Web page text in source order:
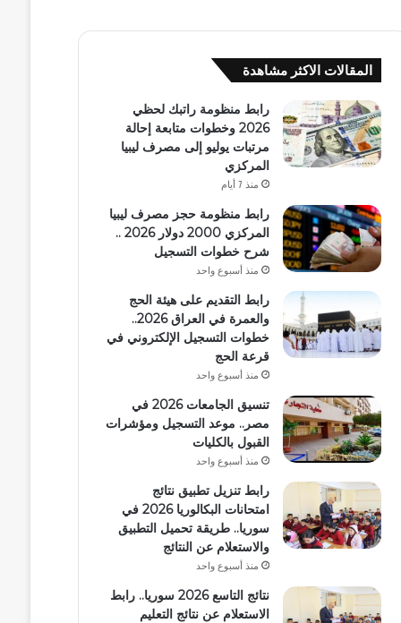
المقالات الاكثر مشاهدة
رابط منظومة راتبك لحظي
2026 وخطوات متابعة إحالة
مرتبات يوليو إلى مصرف ليبيا
المركزي
منذ 7 أيام
رابط منظومة حجز مصرف ليبيا
المركزي 2000 دولار 2026 ..
شرح خطوات التسجيل
منذ أسبوع واحد
رابط التقديم على هيئة الحج
والعمرة في العراق 2026..
خطوات التسجيل الإلكتروني في
قرعة الحج
منذ أسبوع واحد
تنسيق الجامعات 2026 في
مصر.. موعد التسجيل ومؤشرات
القبول بالكليات
منذ أسبوع واحد
رابط تنزيل تطبيق نتائج
امتحانات البكالوريا 2026 في
سوريا.. طريقة تحميل التطبيق
والاستعلام عن النتائج
منذ أسبوع واحد
نتائج التاسع 2026 سوريا.. رابط
الاستعلام عن نتائج التعليم